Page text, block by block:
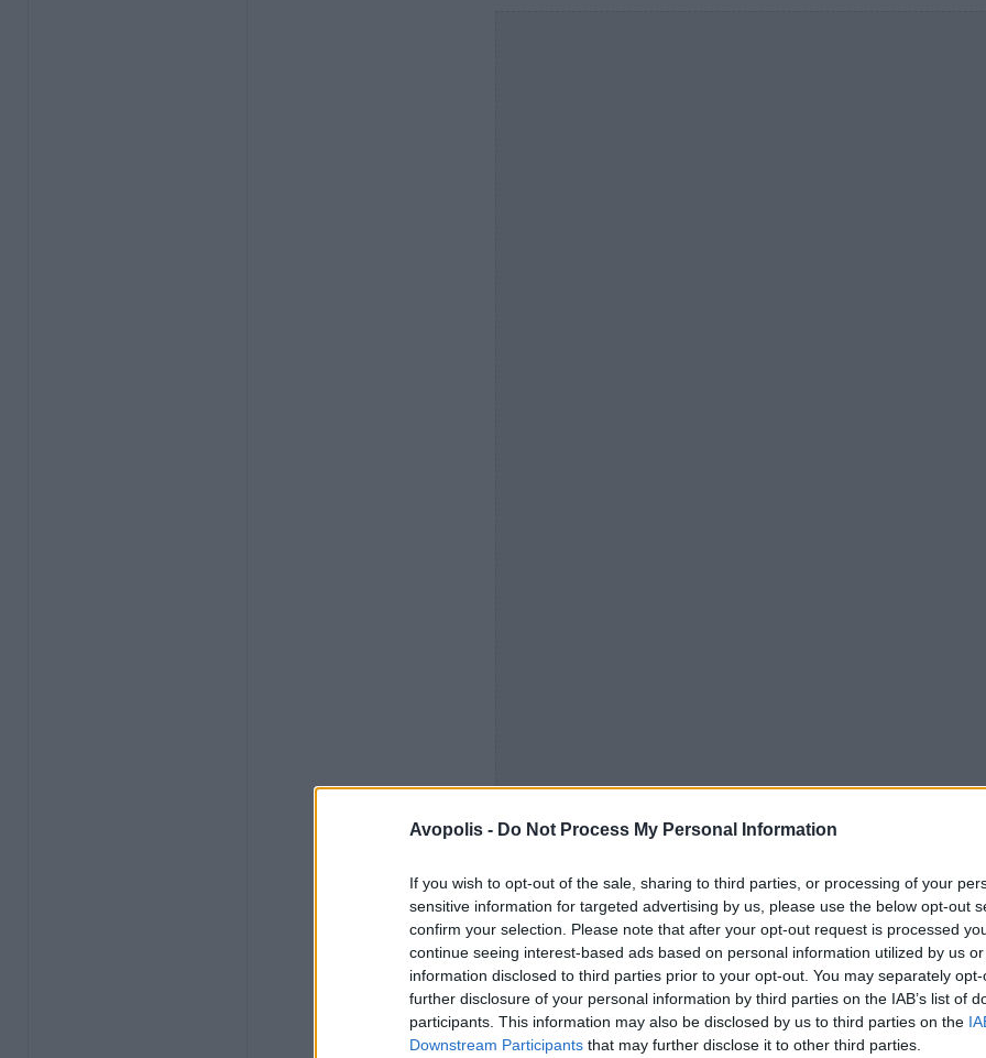
Avopolis - Do Not Process My Personal Information
If you wish to opt-out of the sale, sharing to third parties, or processing of your
sensitive information for targeted advertising by us, please use the below opt-out
confirm your selection. Please note that after your opt-out request is processed
continue seeing interest-based ads based on personal information utilized by us
information disclosed to third parties prior to your opt-out. You may separately
further disclosure of your personal information by third parties on the IAB’s list of
participants. This information may also be disclosed by us to third parties on the
Downstream Participants that may further disclose it to other third parties.
Είσοδος 3 ευρώ Στις 22:00
Previous Article
Οι Dustbowl live στο
Next
ERrOrS: Ματιές από